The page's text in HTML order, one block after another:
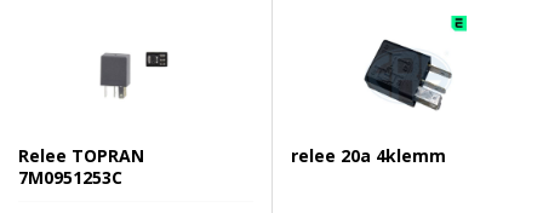
Relee TOPRAN
7M0951253C
relee 20a 4klemm